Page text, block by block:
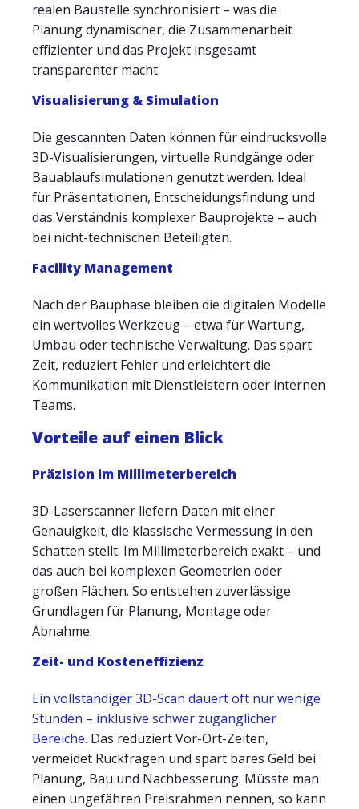
realen Baustelle synchronisiert – was die
Planung dynamischer, die Zusammenarbeit
effizienter und das Projekt insgesamt
transparenter macht.
Visualisierung & Simulation
Die gescannten Daten können für eindrucksvolle
3D-Visualisierungen, virtuelle Rundgänge oder
Bauablaufsimulationen genutzt werden. Ideal
für Präsentationen, Entscheidungsfindung und
das Verständnis komplexer Bauprojekte – auch
bei nicht-technischen Beteiligten.
Facility Management
Nach der Bauphase bleiben die digitalen Modelle
ein wertvolles Werkzeug – etwa für Wartung,
Umbau oder technische Verwaltung. Das spart
Zeit, reduziert Fehler und erleichtert die
Kommunikation mit Dienstleistern oder internen
Teams.
Vorteile auf einen Blick
Präzision im Millimeterbereich
3D-Laserscanner liefern Daten mit einer
Genauigkeit, die klassische Vermessung in den
Schatten stellt. Im Millimeterbereich exakt – und
das auch bei komplexen Geometrien oder
großen Flächen. So entstehen zuverlässige
Grundlagen für Planung, Montage oder
Abnahme.
Zeit- und Kosteneffizienz
Ein vollständiger 3D-Scan dauert oft nur wenige
Stunden – inklusive schwer zugänglicher
Bereiche. Das reduziert Vor-Ort-Zeiten,
vermeidet Rückfragen und spart bares Geld bei
Planung, Bau und Nachbesserung. Müsste man
einen ungefähren Preisrahmen nennen, so kann